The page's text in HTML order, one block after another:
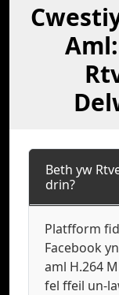
Beth yw
drin?
Platfform
Facebook
aml H.264
fel ffeil un-